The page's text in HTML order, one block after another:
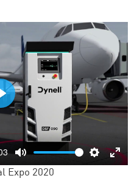
Mute Settings
Play
Expo 2020